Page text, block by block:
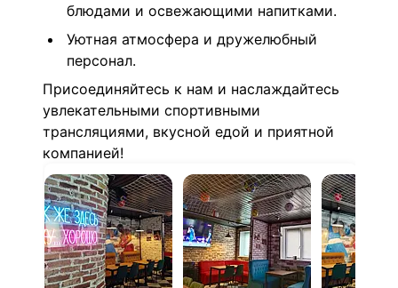
блюдами и освежающими напитками.
Уютная атмосфера и дружелюбный
персонал.
Присоединяйтесь к нам и наслаждайтесь
увлекательными спортивными
трансляциями, вкусной едой и приятной
компанией!